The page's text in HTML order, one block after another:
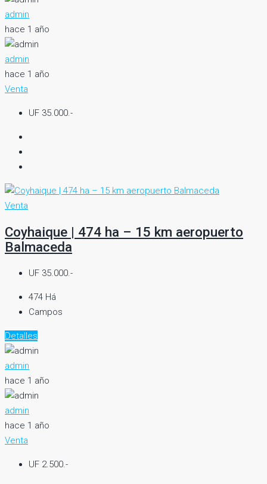
admin
hace 1 año
admin
hace 1 año
Venta
UF 35.000.-
Venta
Coyhaique | 474 ha – 15 km aeropuerto
Balmaceda
UF 35.000.-
474 Há
Campos
Detalles
admin
hace 1 año
admin
hace 1 año
Venta
UF 2.500.-